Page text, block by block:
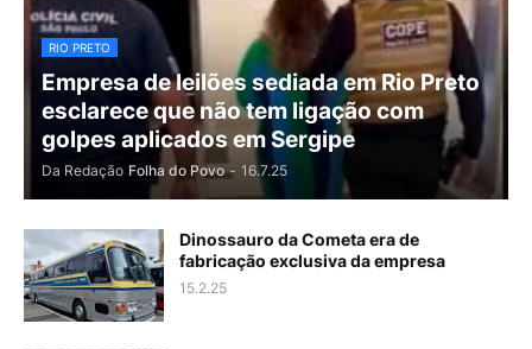
RIO PRETO
Empresa de leilões sediada em Rio Preto
esclarece que não tem ligação com
golpes aplicados em Sergipe
Da Redação Folha do Povo - 16.7.25
Dinossauro da Cometa era de
fabricação exclusiva da empresa
15.2.25